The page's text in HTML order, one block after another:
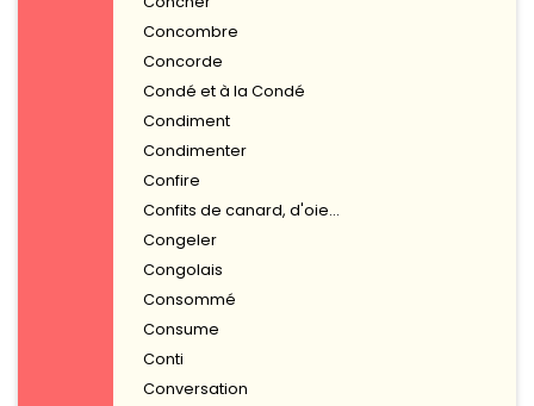
Concombre
Concorde
Condé et à la Condé
Condiment
Condimenter
Confire
Confits de canard, d'oie...
Congeler
Congolais
Consommé
Consume
Conti
Conversation